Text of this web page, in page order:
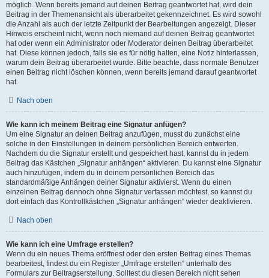
möglich. Wenn bereits jemand auf deinen Beitrag geantwortet hat, wird dein
Beitrag in der Themenansicht als überarbeitet gekennzeichnet. Es wird sowohl
die Anzahl als auch der letzte Zeitpunkt der Bearbeitungen angezeigt. Dieser
Hinweis erscheint nicht, wenn noch niemand auf deinen Beitrag geantwortet
hat oder wenn ein Administrator oder Moderator deinen Beitrag überarbeitet
hat. Diese können jedoch, falls sie es für nötig halten, eine Notiz hinterlassen,
warum dein Beitrag überarbeitet wurde. Bitte beachte, dass normale Benutzer
einen Beitrag nicht löschen können, wenn bereits jemand darauf geantwortet
hat.
Nach oben
Wie kann ich meinem Beitrag eine Signatur anfügen?
Um eine Signatur an deinen Beitrag anzufügen, musst du zunächst eine
solche in den Einstellungen in deinem persönlichen Bereich entwerfen.
Nachdem du die Signatur erstellt und gespeichert hast, kannst du in jedem
Beitrag das Kästchen „Signatur anhängen“ aktivieren. Du kannst eine Signatur
auch hinzufügen, indem du in deinem persönlichen Bereich das
standardmäßige Anhängen deiner Signatur aktivierst. Wenn du einen
einzelnen Beitrag dennoch ohne Signatur verfassen möchtest, so kannst du
dort einfach das Kontrollkästchen „Signatur anhängen“ wieder deaktivieren.
Nach oben
Wie kann ich eine Umfrage erstellen?
Wenn du ein neues Thema eröffnest oder den ersten Beitrag eines Themas
bearbeitest, findest du ein Register „Umfrage erstellen“ unterhalb des
Formulars zur Beitragserstellung. Solltest du diesen Bereich nicht sehen